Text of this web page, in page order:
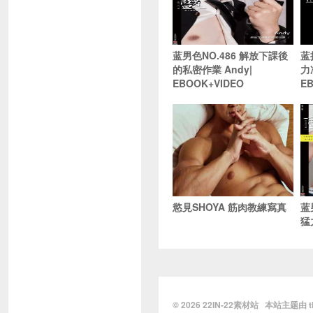
蓝男色NO.486 解放下課後
的私密作業 Andy|
EBOOK+VIDEO
蓝
慾見SHOYA 筋肉教練寫真
蓝
猛
© 2026 22IN-22素材站 本站主题由